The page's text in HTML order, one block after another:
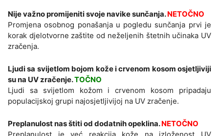
Nije važno promijeniti svoje navike sunčanja.NETOČNO
Promjena osobnog ponašanja u pogledu sunčanja prvi je
korak djelotvorne zaštite od neželjenih štetnih učinaka UV
zračenja.
Ljudi sa svijetlom bojom kože i crvenom kosom osjetljiviji
su na UV zračenje.TOČNO
Ljudi sa svijetlom kožom i crvenom kosom pripadaju
populacijskoj grupi najosjetljivijoj na UV zračenje.
Preplanulost nas štiti od dodatnih opeklina.NETOČNO